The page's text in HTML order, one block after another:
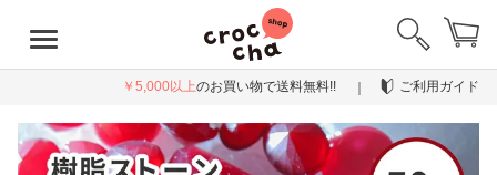
￥5,000以上のお買い物で送料無料!! ご利用ガイド